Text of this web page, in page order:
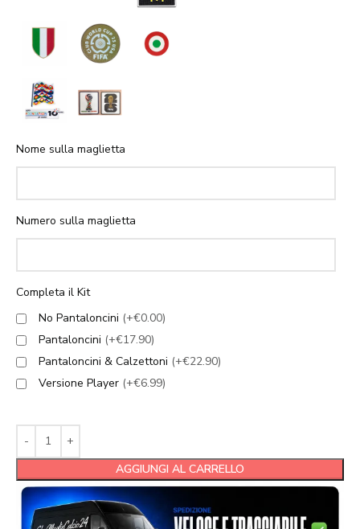
Nome sulla maglietta
Numero sulla maglietta
Completa il Kit
No Pantaloncini (+€0.00)
Pantaloncini (+€17.90)
Pantaloncini & Calzettoni (+€22.90)
Versione Player (+€6.99)
AGGIUNGI AL CARRELLO